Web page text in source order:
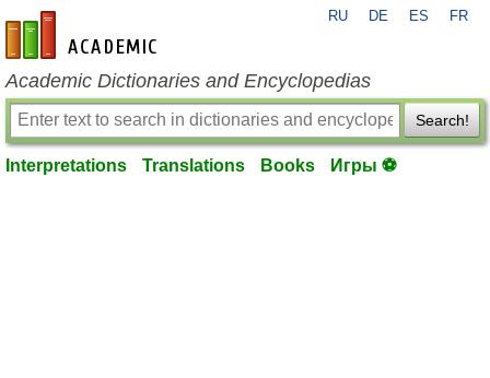
en-academic.com
RU DE ES FR
Academic Dictionaries and Encyclopedias
Search!
Interpretations Translations Books Игры ⚽